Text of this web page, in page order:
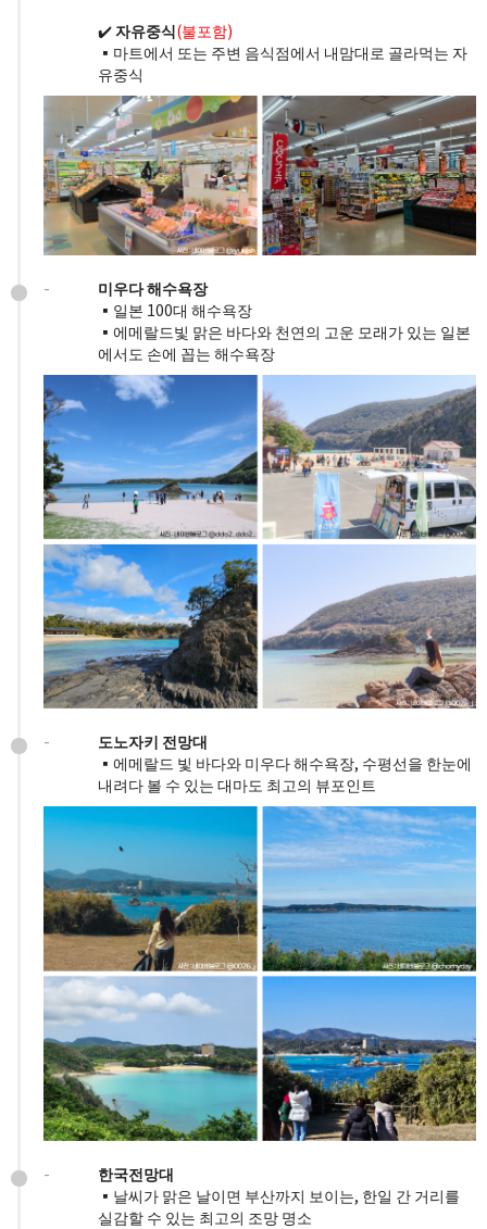
✔️자유중식(불포함)
▪️마트에서 또는 주변 음식점에서 내맘대로 골라먹는 자
유중식
-
미우다 해수욕장
▪️일본 100대 해수욕장
▪️에메랄드빛 맑은 바다와 천연의 고운 모래가 있는 일본
에서도 손에 꼽는 해수욕장
-
도노자키 전망대
▪️에메랄드 빛 바다와 미우다 해수욕장, 수평선을 한눈에
내려다 볼 수 있는 대마도 최고의 뷰포인트
-
한국전망대
▪️날씨가 맑은 날이면 부산까지 보이는, 한일 간 거리를
실감할 수 있는 최고의 조망 명소